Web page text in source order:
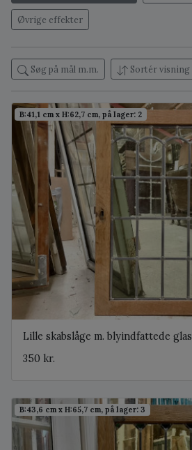
Øvrige effekter
Søg på mål m.m. Sortér visning
B:41,1 cm x H:62,7 cm, på lager: 2
Lille skabslåge m. blyindfattede glas
350 kr.
B:43,6 cm x H:65,7 cm, på lager: 3